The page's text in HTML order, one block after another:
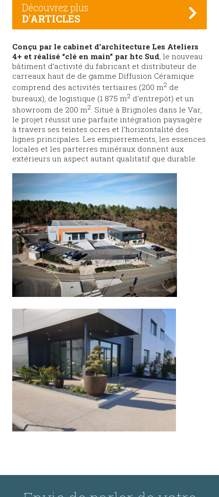
Découvrez plus
D'ARTICLES
Conçu par le cabinet d’architecture Les Ateliers
4+ et réalisé “clé en main” par htc Sud , le nouveau
bâtiment d’activité du fabricant et distributeur de
carreaux haut de de gamme Diffusion Céramique
comprend des activités tertiaires (200 m2 de
bureaux), de logistique (1 875 m2 d’entrepôt) et un
showroom de 200 m2. Situé à Brignoles dans le Var,
le projet réussit une parfaite intégration paysagère
à travers ses teintes ocres et l’horizontalité des
lignes principales. Les empierrements, les essences
locales et les parterres minéraux donnent aux
extérieurs un aspect autant qualitatif que durable.